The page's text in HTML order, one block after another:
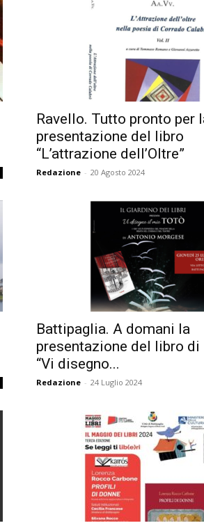
Ravello. Tutto pronto per
presentazione del libro
“L’attrazione dell’Oltre”
Redazione - 20 Agosto 2024
Battipaglia. A domani la
presentazione del libro di
“Vi disegno...
Redazione - 24 Luglio 2024